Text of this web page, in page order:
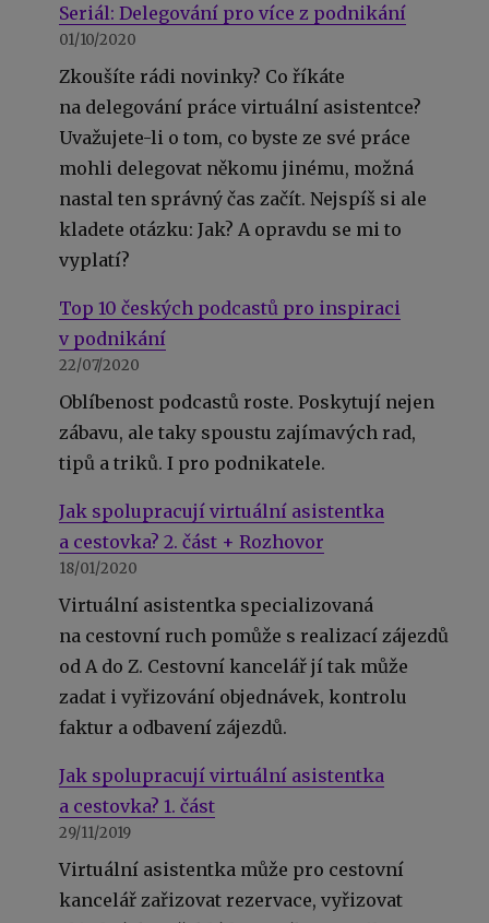
Seriál: Delegování pro více z podnikání
01/10/2020
Zkoušíte rádi novinky? Co říkáte
na delegování práce virtuální asistentce?
Uvažujete-li o tom, co byste ze své práce
mohli delegovat někomu jinému, možná
nastal ten správný čas začít. Nejspíš si ale
kladete otázku: Jak? A opravdu se mi to
vyplatí?
Top 10 českých podcastů pro inspiraci
v podnikání
22/07/2020
Oblíbenost podcastů roste. Poskytují nejen
zábavu, ale taky spoustu zajímavých rad,
tipů a triků. I pro podnikatele.
Jak spolupracují virtuální asistentka
a cestovka? 2. část + Rozhovor
18/01/2020
Virtuální asistentka specializovaná
na cestovní ruch pomůže s realizací zájezdů
od A do Z. Cestovní kancelář jí tak může
zadat i vyřizování objednávek, kontrolu
faktur a odbavení zájezdů.
Jak spolupracují virtuální asistentka
a cestovka? 1. část
29/11/2019
Virtuální asistentka může pro cestovní
kancelář zařizovat rezervace, vyřizovat